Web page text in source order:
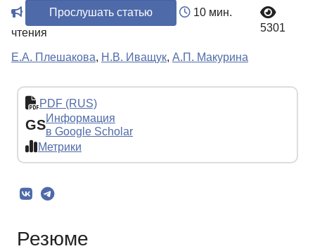
Прослушать статью
10 мин.
чтения
5301
Е.А. Плешакова, Н.В. Иващук, А.П. Макурина
PDF (RUS)
GSИнформация
в Google Scholar
Метрики
Резюме